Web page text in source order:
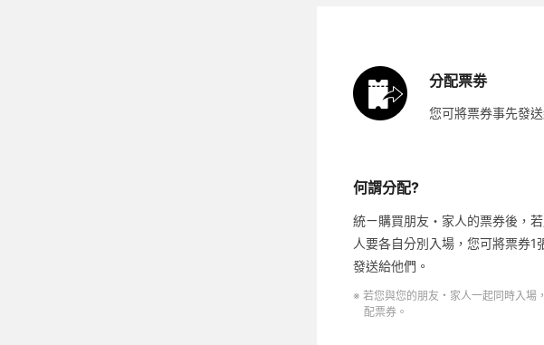
分配票劵
您可將票券事先發
何謂分配?
統ㄧ購買朋友・家人的票券後，
人要各自分別入場，您可將票券1
發送給他們。
※ 若您與您的朋友・家人一起同時入場
配票券。